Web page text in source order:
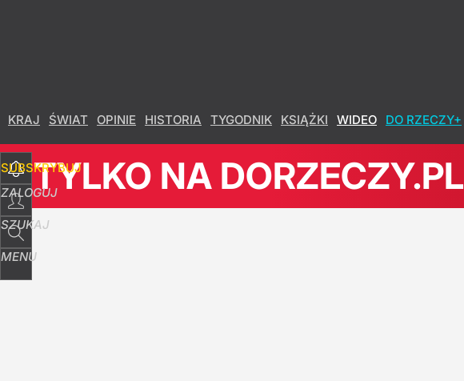
KRAJ ŚWIAT OPINIE HISTORIA TYGODNIK KSIĄŻKI WIDEO DO RZECZY+
SUBSKRYBUJ
ZALOGUJ
SZUKAJ
MENU
TYLKO NA DORZECZY.PL